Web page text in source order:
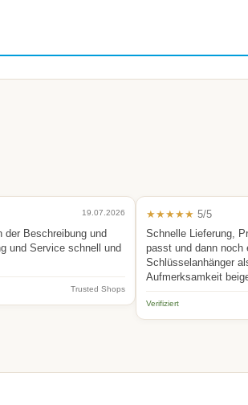
19.07.2026
der Beschreibung und
und Service schnell und
Trusted Shops
★★★★★ 5/5
Schnelle Lieferung,
passt und dann noch
Schlüsselanhänger
Aufmerksamkeit
Verifiziert